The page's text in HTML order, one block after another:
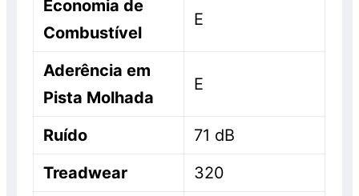
Economia de
Combustível
E
Aderência em
Pista Molhada
E
Ruído
71 dB
Treadwear
320